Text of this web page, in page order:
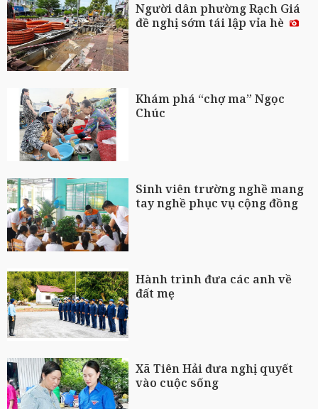
Người dân phường Rạch Giá
đề nghị sớm tái lập vỉa hè
Khám phá “chợ ma” Ngọc
Chúc
Sinh viên trường nghề mang
tay nghề phục vụ cộng đồng
Hành trình đưa các anh về
đất mẹ
Xã Tiên Hải đưa nghị quyết
vào cuộc sống